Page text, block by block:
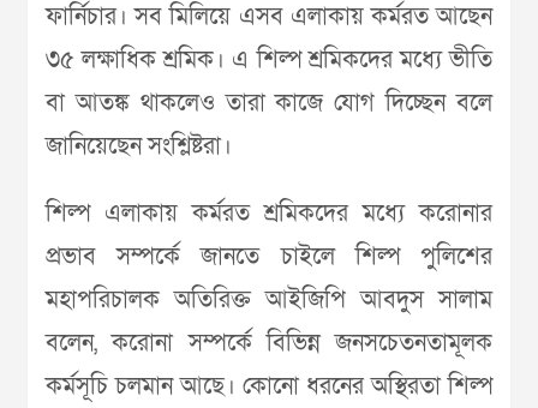
ফার্নিচার। সব মিলিয়ে এসব এলাকায় কর্মরত আছেন
৩৫ লক্ষাধিক শ্রমিক। এ শিল্প শ্রমিকদের মধ্যে ভীতি
বা আতঙ্ক থাকলেও তারা কাজে যোগ দিচ্ছেন বলে
জানিয়েছেন সংশ্লিষ্টরা।
শিল্প এলাকায় কর্মরত শ্রমিকদের মধ্যে করোনার
প্রভাব সম্পর্কে জানতে চাইলে শিল্প পুলিশের
মহাপরিচালক অতিরিক্ত আইজিপি আবদুস সালাম
বলেন, করোনা সম্পর্কে বিভিন্ন জনসচেতনতামূলক
কর্মসূচি চলমান আছে। কোনো ধরনের অস্থিরতা শিল্প